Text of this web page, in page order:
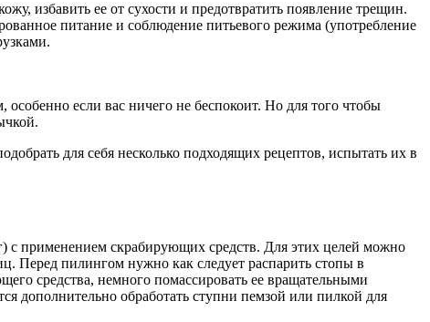
избавить ее от сухости и предотвратить появление трещин.
питание и соблюдение питьевого режима (употребление
если вас ничего не беспокоит. Но для того чтобы
для себя несколько подходящих рецептов, испытать их в
с применением скрабирующих средств. Для этих целей можно
Перед пилингом нужно как следует распарить стопы в
средства, немного помассировать ее вращательными
дополнительно обработать ступни пемзой или пилкой для